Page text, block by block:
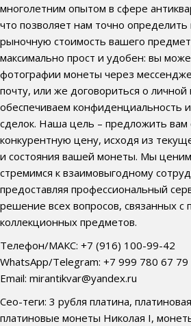
многолетним опытом в сфере
что позволяет нам точно
рыночную стоимость вашего
максимально прост и удобен: вы
фотографии монеты через
почту, или же договориться о
обеспечиваем конфиденциальность
сделок. Наша цель – предложить вам
конкурентную цену, исходя из
и состояния вашей монеты. Мы
стремимся к взаимовыгодному
предоставляя профессиональный
решение всех вопросов, связанных с
коллекционных предметов.
Телефон/МАКС: +7 (916) 100-99-42
WhatsApp/Telegram: +7 999 780 67 79
Email: mirantikvar@yandex.ru
Сео-теги: 3 рубля платина,
платиновые монеты Николая I,